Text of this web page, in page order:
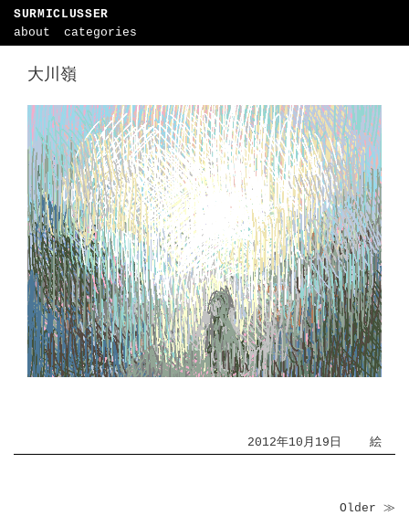
SURMICLUSSER
about
categories
大川嶺
2012年10月19日 絵
Older ≫